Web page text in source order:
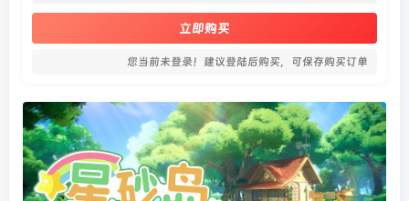
立即购买
您当前未登录！建议登陆后购买，可保存购买订单